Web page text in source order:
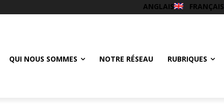
ANGLAIS FRANÇAIS
QUI NOUS SOMMES NOTRE RÉSEAU RUBRIQUES